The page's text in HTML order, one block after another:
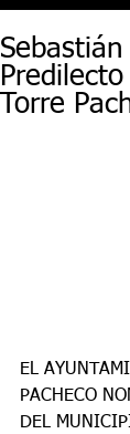
Torre
EL
PACHECO
DEL